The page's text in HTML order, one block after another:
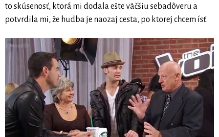
to skúsenosť, ktorá mi dodala ešte väčšiu sebadôveru a
potvrdila mi, že hudba je naozaj cesta, po ktorej chcem ísť.